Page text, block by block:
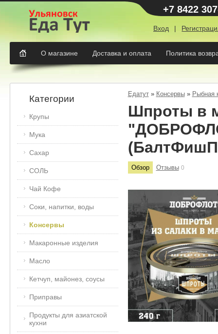
+7 8422
Вход |
О магазине Доставка и оплата Политика
Едатут» Консервы» Рыбная
Шпроты в
Обзор Отзывы 0
Категории
Крупы
Мука
Сахар
СОЛЬ
Чай Кофе
Соки, напитки, воды
Консервы
Макаронные изделия
Масло
Кетчуп, майонез, соусы
Приправы
Продукты для азиатской
кухни